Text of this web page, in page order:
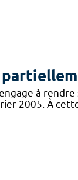
à
2005. À